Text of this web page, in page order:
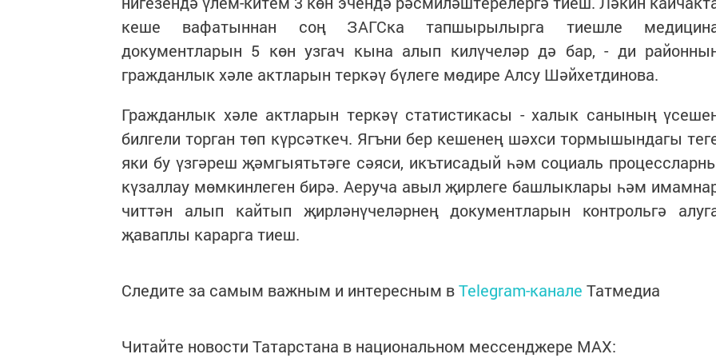
кеше вафатыннан соң ЗАГСка тапшырылырга тиешле
документларын 5 көн узгач кына алып килүчеләр дә бар, - ди
гражданлык хәле актларын теркәү бүлеге мөдире Алсу Шәйхетдинова.
Гражданлык хәле актларын теркәү статистикасы - халык санының
билгели торган төп күрсәткеч. Ягъни бер кешенең шәхси тормышындагы
яки бу үзгәреш җәмгыятьтәге сәяси, икътисадый һәм социаль
күзаллау мөмкинлеген бирә. Аеруча авыл җирлеге башлыклары һәм
читтән алып кайтып җирләнүчеләрнең документларын контрольгә
җаваплы карарга тиеш.
Следите за самым важным и интересным вTelegram-канале Татмедиа
Читайте новости Татарстана в национальном мессенджере MАХ: